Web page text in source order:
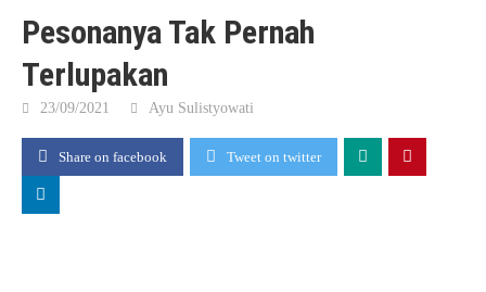
Pesonanya Tak Pernah
Terlupakan
23/09/2021 Ayu Sulistyowati
Share on facebook Tweet on twitter